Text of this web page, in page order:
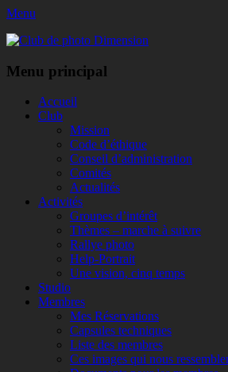
Menu
Club de photo Dimension
Menu principal
Aller
Accueil
Club
Mission
Code d’éthique
Conseil d’administration
Comités
Actualités
Activités
Groupes d’intérêt
Thèmes – marche à suivre
Rallye photo
Help-Portrait
Une vision, cinq temps
Studio
Membres
Mes Réservations
Capsules techniques
Liste des membres
Ces images qui nous